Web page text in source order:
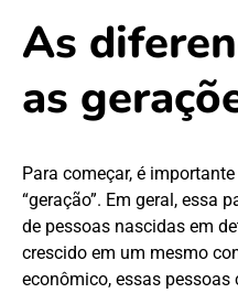
As
as
Para começar, é
“geração”. Em geral, essa
de pessoas nascidas em
crescido em um mesmo
econômico, essas